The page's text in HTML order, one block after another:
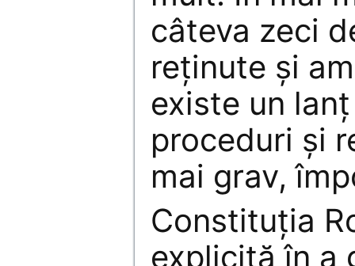
câteva zeci
reţinute şi
existe un
proceduri şi
mai grav,
Constituţia
explicită în a